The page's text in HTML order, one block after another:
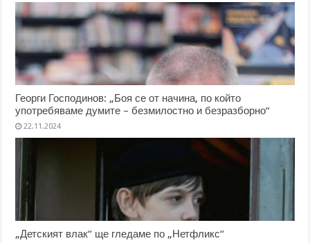
Георги Господинов: „Боя се от начина, по който
употребяваме думите – безмилостно и безразборно“
22.11.2024
„Детският влак“ ще гледаме по „Нетфликс“